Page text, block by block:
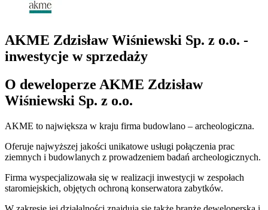
AKME Zdzisław Wiśniewski Sp. z o.o. -
inwestycje w sprzedaży
O deweloperze AKME Zdzisław
Wiśniewski Sp. z o.o.
AKME to największa w kraju firma budowlano – archeologiczna.
Oferuje najwyższej jakości unikatowe usługi połączenia prac
ziemnych i budowlanych z prowadzeniem badań archeologicznych.
Firma wyspecjalizowała się w realizacji inwestycji w zespołach
staromiejskich, objętych ochroną konserwatora zabytków.